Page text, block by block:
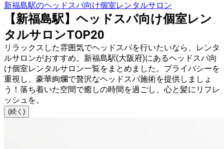
新福島駅のヘッドスパ向け個室レンタルサロン
【新福島駅】ヘッドスパ向け個室レン
タルサロンTOP20
リラックスした雰囲気でヘッドスパを行いたいなら、レンタ
ルサロンがおすすめ。新福島駅(大阪府)にあるヘッドスパ向
け個室レンタルサロン一覧をまとめました。プライバシーを
重視し、豪華絢爛で贅沢なヘッドスパ施術を提供しましょ
う！落ち着いた空間で癒しの時間を過ごし、心と髪にリフレ
ッシュを。
(続く)